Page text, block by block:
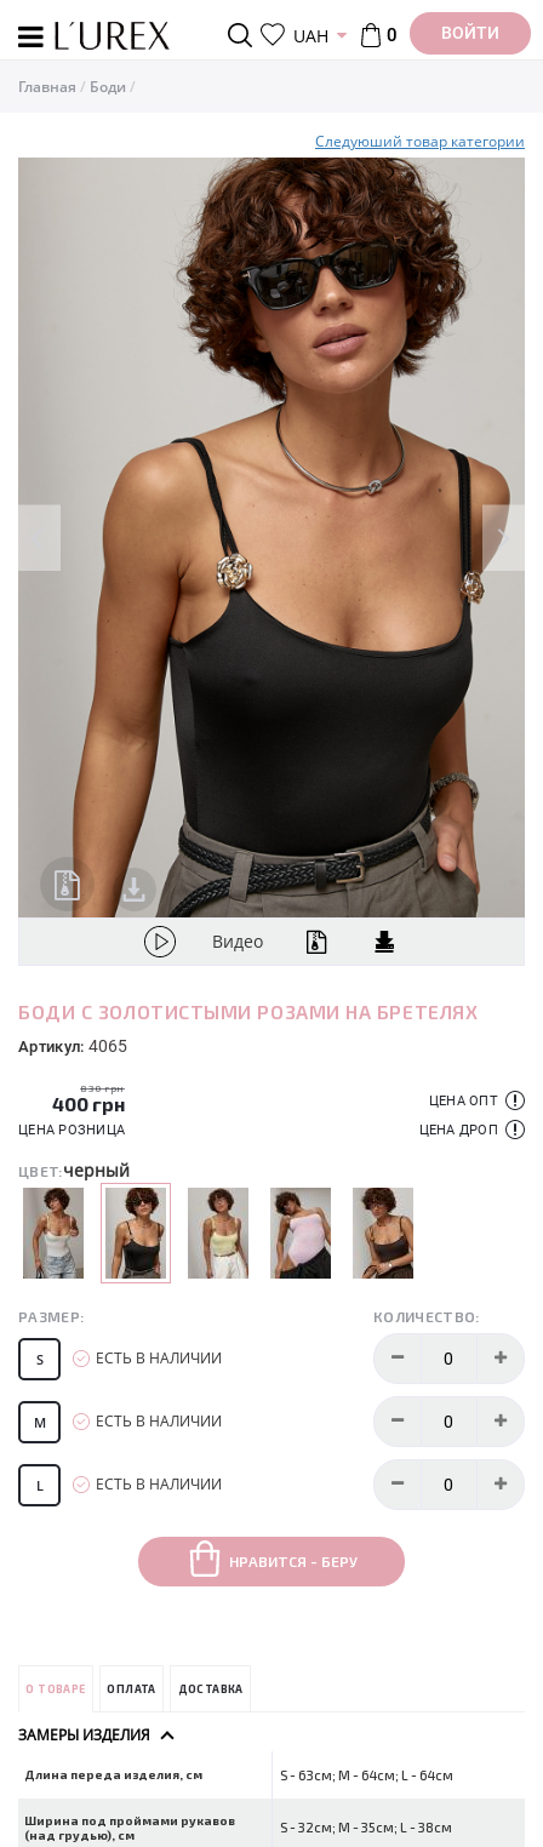
UAH 0 ВОЙТИ
Главная Боди
Следуюший товар категории
Видео
БОДИ С ЗОЛОТИСТЫМИ РОЗАМИ НА БРЕТЕЛЯХ
Артикул: 4065
830 грн
400 грн
ЦЕНА РОЗНИЦА
ЦЕНА ОПТ
ЦЕНА ДРОП
ЦВЕТ:черный
РАЗМЕР: КОЛИЧЕСТВО:
S ЕСТЬ В НАЛИЧИИ
M ЕСТЬ В НАЛИЧИИ
L ЕСТЬ В НАЛИЧИИ
НРАВИТСЯ - БЕРУ
О ТОВАРЕ ОПЛАТА ДОСТАВКА
ЗАМЕРЫ ИЗДЕЛИЯ
Длина переда изделия, см S - 63см; M - 64см; L - 64см
Ширина под проймами рукавов
(над грудью), см
S - 32см; M - 35см; L - 38см